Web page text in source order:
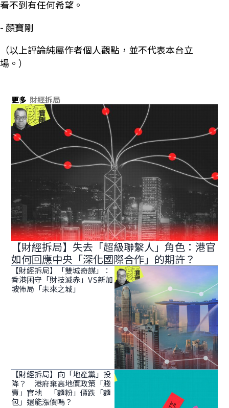
看不到有任何希望。
- 顏寶剛
（以上評論純屬作者個人觀點，並不代表本台立
場。）
更多 財經拆局
【財經拆局】失去「超級聯繫人」角色：港官
如何回應中央「深化國際合作」的期許？
【財經拆局】「雙城奇謀」：
香港困守「財技滅赤」VS新加
坡佈局「未來之城」
【財經拆局】向「地產黨」投
降？ 港府棄高地價政策「賤
賣」官地 「麵粉」價跌「麵
包」還能漲價嗎？